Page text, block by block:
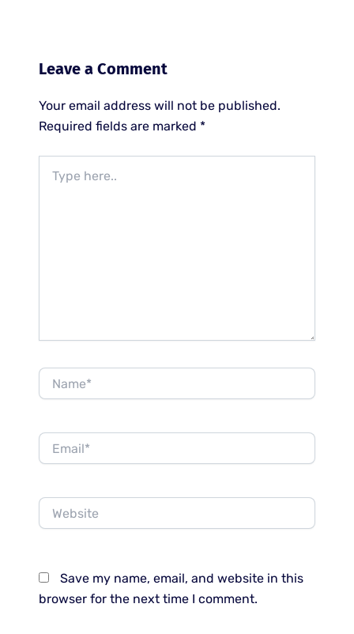
Leave a Comment
Your email address will not be published.
Required fields are marked *
here..
Name*
Email*
Website
Save my name, email, and website in this
browser for the next time I comment.